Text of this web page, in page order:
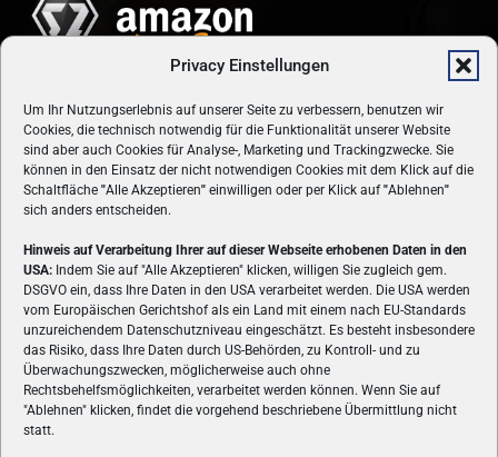
Privacy Einstellungen
Um Ihr Nutzungserlebnis auf unserer Seite zu verbessern, benutzen wir
Cookies, die technisch notwendig für die Funktionalität unserer Website
sind aber auch Cookies für Analyse-, Marketing und Trackingzwecke. Sie
können in den Einsatz der nicht notwendigen Cookies mit dem Klick auf die
Schaltfläche "Alle Akzeptieren" einwilligen oder per Klick auf"Ablehnen"
sich anders entscheiden.
Hinweis auf Verarbeitung Ihrer auf dieser Webseite erhobenen Daten in den
USA: Indem Sie auf "Alle Akzeptieren" klicken, willigen Sie zugleich gem.
DSGVO ein, dass Ihre Daten in den USA verarbeitet werden. Die USA werden
vom Europäischen Gerichtshof als ein Land mit einem nach EU-Standards
unzureichendem Datenschutzniveau eingeschätzt. Es besteht insbesondere
das Risiko, dass Ihre Daten durch US-Behörden, zu Kontroll- und zu
Überwachungszwecken, möglicherweise auch ohne
Rechtsbehelfsmöglichkeiten, verarbeitet werden können. Wenn Sie auf
"Ablehnen" klicken, findet die vorgehend beschriebene Übermittlung nicht
statt.
ÜBER UNS
VON GAMERN, FÜR GAMER! Gamers.at ist das älteste Online-
Spielemagazin Österreichs und bringt täglich aktuelle News,
Reviews und Videos zu PC- und Konsolenspielen, Gaming-
Hardware und aus der Welt des e-Sport's.